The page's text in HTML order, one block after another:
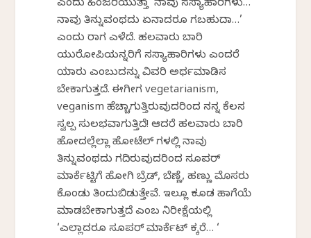
ಎಂದು ಹಿಂಜರಿಯುತ್ತಾ ‘ನಾವು ಸಸ್ಯಾಹಾರಿಗಳು…
ನಾವು ತಿನ್ನುವಂಥದು ಏನಾದರೂ ಸಿಗಬಹುದಾ…’
ಎಂದು ರಾಗ ಎಳೆದೆ. ಹಲವಾರು ಬಾರಿ
ಯುರೋಪಿಯನ್ನರಿಗೆ ಸಸ್ಯಾಹಾರಿಗಳು ಎಂದರೆ
ಯಾರು ಎಂಬುದನ್ನು ವಿವರಿಸಿ ಅರ್ಥಮಾಡಿಸ
ಬೇಕಾಗುತ್ತದೆ. ಈಗೀಗ vegetarianism,
veganism ಹೆಚ್ಚಾಗುತ್ತಿರುವುದರಿಂದ ನನ್ನ ಕೆಲಸ
ಸ್ವಲ್ಪ ಸುಲಭವಾಗುತ್ತಿದೆ! ಆದರೆ ಹಲವಾರು ಬಾರಿ
ಹೋದಲ್ಲೆಲ್ಲಾ ಹೋಟೆಲ್ ಗಳಲ್ಲಿ ನಾವು
ತಿನ್ನುವಂಥದು ಸಿಗದಿರುವುದರಿಂದ ಸೂಪರ್
ಮಾರ್ಕೆಟ್ಟಿಗೆ ಹೋಗಿ ಬ್ರೆಡ್, ಬೆಣ್ಣೆ, ಹಣ್ಣು ಮೊಸರು
ಕೊಂಡು ತಿಂದುಬಿಡುತ್ತೇವೆ. ಇಲ್ಲೂ ಕೂಡ ಹಾಗೆಯೆ
ಮಾಡಬೇಕಾಗುತ್ತದೆ ಎಂಬ ನಿರೀಕ್ಷೆಯಲ್ಲಿ
‘ಎಲ್ಲಾದರೂ ಸೂಪರ್ ಮಾರ್ಕೆಟ್ ಸಿಕ್ಕರೆ… ‘